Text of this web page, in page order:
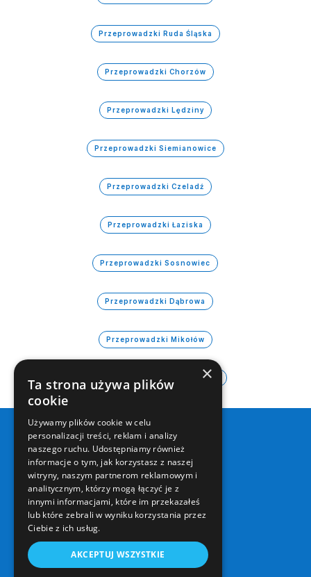
Przeprowadzki Ruda Śląska
Przeprowadzki Chorzów
Przeprowadzki Lędziny
Przeprowadzki Siemianowice
Przeprowadzki Czeladź
Przeprowadzki Łaziska
Przeprowadzki Sosnowiec
Przeprowadzki Dąbrowa
Przeprowadzki Mikołów
Przeprowadzki Świętochłowice
Adres e-mail:
kontakt@transspeed24.pl
Numer telefonu:
+48 536 086 086
×
Ta strona używa plików
cookie
Używamy plików cookie w celu
personalizacji treści, reklam i analizy
naszego ruchu. Udostępniamy również
informacje o tym, jak korzystasz z naszej
witryny, naszym partnerom reklamowym i
analitycznym, którzy mogą łączyć je z
innymi informacjami, które im przekazałeś
lub które zebrali w wyniku korzystania przez
Ciebie z ich usług.
AKCEPTUJ WSZYSTKIE